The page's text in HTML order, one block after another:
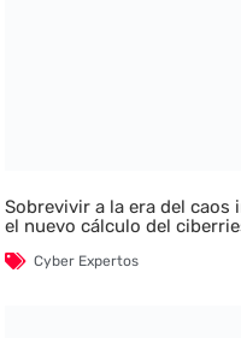
Sobrevivir a la era del
el nuevo cálculo del
Cyber Expertos